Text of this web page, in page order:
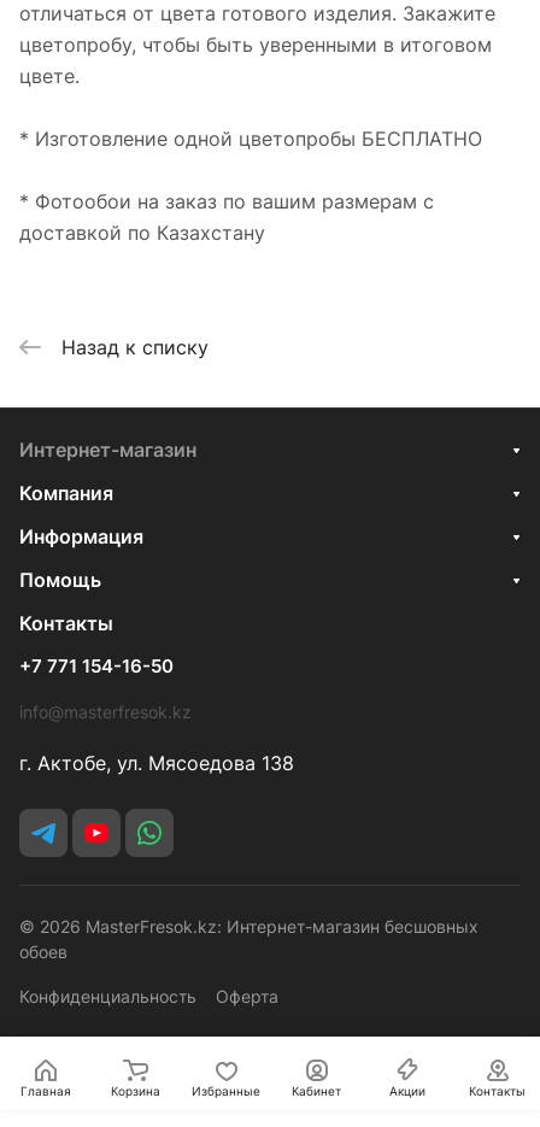
отличаться от цвета готового изделия. Закажите
цветопробу, чтобы быть уверенными в итоговом
цвете.
* Изготовление одной цветопробы БЕСПЛАТНО
* Фотообои на заказ по вашим размерам с
доставкой по Казахстану
Назад к списку
Интернет-магазин
Компания
Информация
Помощь
Контакты
+7 771 154-16-50
info@masterfresok.kz
г. Актобе, ул. Мясоедова 138
© 2026 MasterFresok.kz: Интернет-магазин бесшовных
обоев
Конфиденциальность Оферта
Главная Корзина Избранные Кабинет Акции Контакты